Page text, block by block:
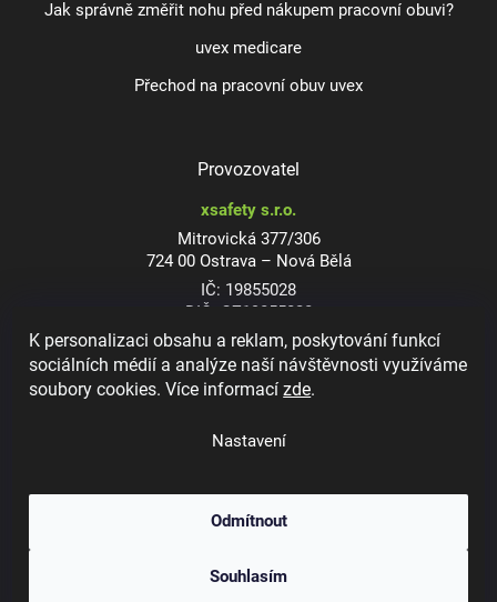
K personalizaci obsahu a reklam, poskytování funkcí
sociálních médií a analýze naší návštěvnosti využíváme
soubory cookies. Více informacízde.
Nastavení
Odmítnout
Souhlasím
Jak správně změřit nohu před nákupem pracovní obuvi?
uvex medicare
Přechod na pracovní obuv uvex
Provozovatel
xsafety s.r.o.
Mitrovická 377/306
724 00 Ostrava – Nová Bělá
IČ: 19855028
DIČ: CZ19855028
Dioptrické ochranné brýle
. Všechna práva vyhrazena.